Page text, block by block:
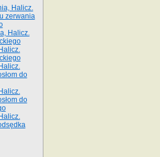
Halicz.
zerwania
Halicz.
do
do